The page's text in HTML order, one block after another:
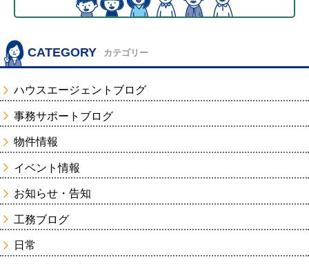
CATEGORY カテゴリー
ハウスエージェントブログ
事務サポートブログ
物件情報
イベント情報
お知らせ・告知
工務ブログ
日常